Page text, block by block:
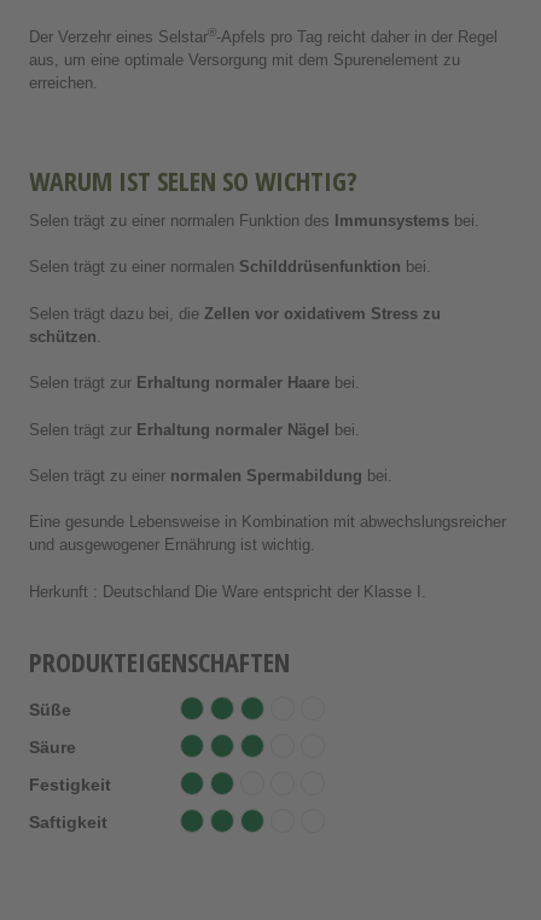
PRODUKTEIGENSCHAFTEN
Süße
Säure
Festigkeit
Saftigkeit
Der Verzehr eines Selstar®-Apfels pro Tag reicht daher in der Regel
aus, um eine optimale Versorgung mit dem Spurenelement zu
erreichen.
WARUM IST SELEN SO WICHTIG?
Selen trägt zu einer normalen Funktion des Immunsystems bei.
Selen trägt zu einer normalen Schilddrüsenfunktion bei.
Selen trägt dazu bei, die Zellen vor oxidativem Stress zu
schützen.
Selen trägt zur Erhaltung normaler Haare bei.
Selen trägt zur Erhaltung normaler Nägel bei.
Selen trägt zu einer normalen Spermabildung bei.
Eine gesunde Lebensweise in Kombination mit abwechslungsreicher
und ausgewogener Ernährung ist wichtig.
Herkunft : Deutschland Die Ware entspricht der Klasse I.